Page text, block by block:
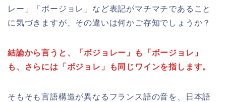
レー」「ボージョレ」など表記がマチマチであること
に気づきますが、その違いは何かご存知でしょうか？
結論から言うと、「ボジョレー」も「ボージョレ」
も、さらには「ボジョレ」も同じワインを指します。
そもそも言語構造が異なるフランス語の音を、日本語